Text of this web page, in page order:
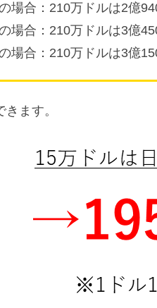
場合：210万ドルは2億
場合：210万ドルは3億
場合：210万ドルは3億
ます。